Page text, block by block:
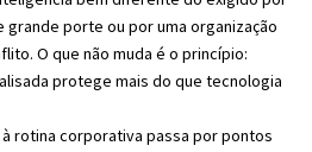
grande porte ou por uma organização
O que não muda é o princípio:
protege mais do que tecnologia
rotina corporativa passa por pontos